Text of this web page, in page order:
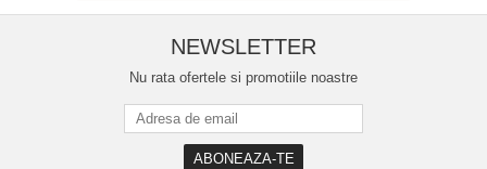
NEWSLETTER
Nu rata ofertele si promotiile noastre